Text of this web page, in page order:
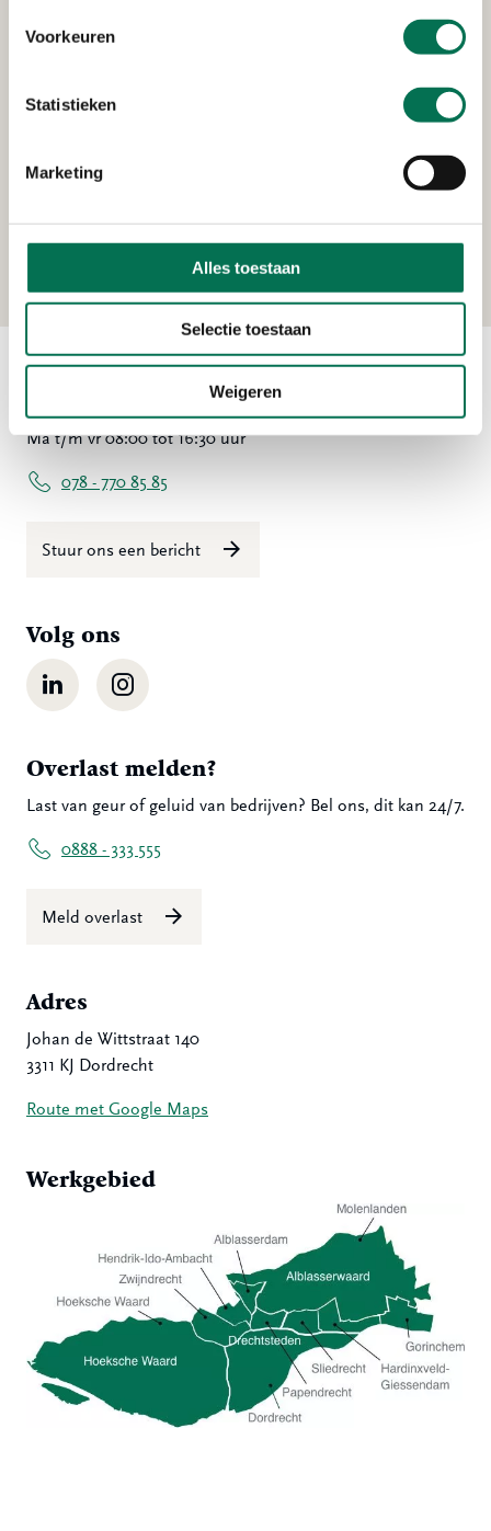
Voorkeuren
Statistieken
Marketing
Alles toestaan
Selectie toestaan
Weigeren
Scheepswerf Gebr. Kooiman B.V.
Verleend
Uilenvlietsehaven 1, 2995 BE Heerjansdam
Ma t/m vr 08:00 tot 16:30 uur
078 - 770 85 85
Stuur ons een bericht
Volg ons
LinkedIn Instagram
Overlast melden?
Last van geur of geluid van bedrijven? Bel ons, dit kan 24/7.
0888 - 333 555
Meld overlast
Adres
Johan de Wittstraat 140
3311 KJ Dordrecht
Route met Google Maps
Werkgebied